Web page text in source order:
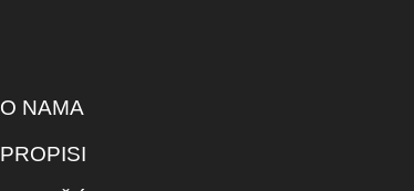
O NAMA
PROPISI